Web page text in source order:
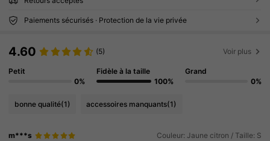
Paiements sécurisés · Protection de la vie privée
4.60 (5) Voir plus
Petit
0%
Fidèle à la taille
100%
Grand
0%
bonne qualité(1) accessoires manquants(1)
m***s Couleur: Jaune citron / Taille: S